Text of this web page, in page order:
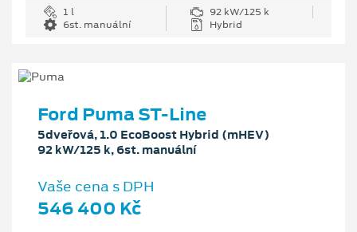
1 l
92 kW/125 k
6st. manuální
Hybrid
Ford Puma ST-Line
5dveřová, 1.0 EcoBoost Hybrid (mHEV)
92 kW/125 k, 6st. manuální
Vaše cena s DPH
546 400 Kč